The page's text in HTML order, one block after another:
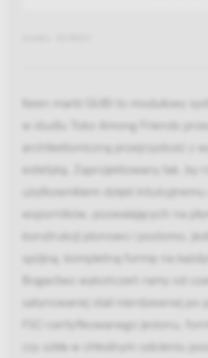
Keen marki GUBI to modułowy
w studiu Toko Among Friends
architektoniczną przejrzystość z
estetyką. Zaprojektowany tak, by
użytkownikiem dzięki
wsporników, pozwalających na
konstrukcji pionowo i poziomo,
spójną, kompletną formę na
Bogactwo wykończeń ramy od
satynowanej stali nierdzewnej po
FSC‑certyfikowanego jesionu,
czy szkła w chłodnym odcieniu